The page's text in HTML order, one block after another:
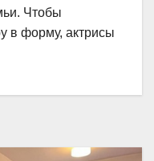
Чтобы
в форму, актрисы